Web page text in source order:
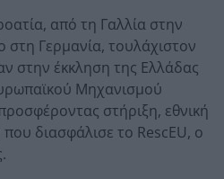
από τη Γαλλία στην
Γερμανία, τουλάχιστον
στην έκκληση της Ελλάδας
Μηχανισμού
στήριξη, εθνική
διασφάλισε το RescEU, ο